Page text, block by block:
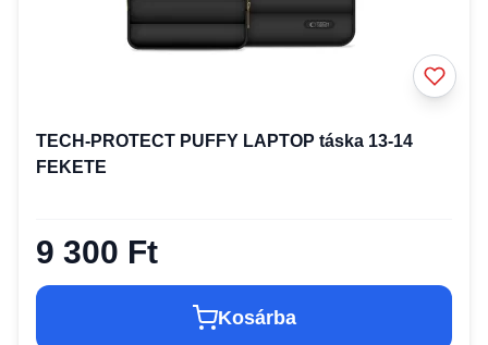
TECH-PROTECT PUFFY LAPTOP táska 13-14
FEKETE
9 300 Ft
Kosárba